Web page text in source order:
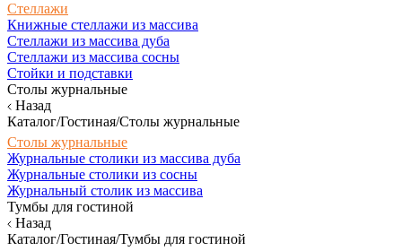
Стеллажи
Книжные стеллажи из массива
Стеллажи из массива дуба
Стеллажи из массива сосны
Стойки и подставки
Столы журнальные
Назад
Каталог/Гостиная/Столы журнальные
Столы журнальные
Журнальные столики из массива дуба
Журнальные столики из сосны
Журнальный столик из массива
Тумбы для гостиной
Назад
Каталог/Гостиная/Тумбы для гостиной